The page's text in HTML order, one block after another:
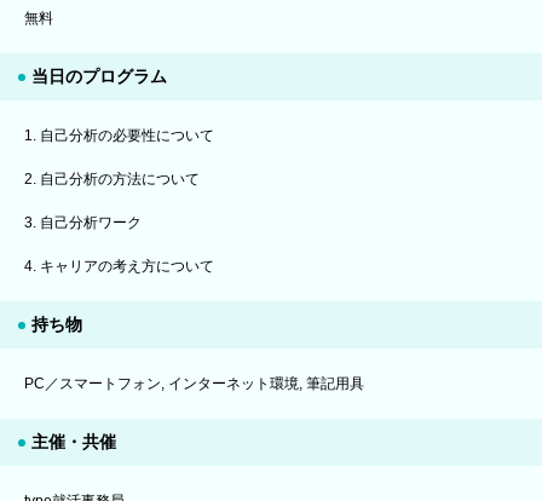
無料
当日のプログラム
1. 自己分析の必要性について
2. 自己分析の方法について
3. 自己分析ワーク
4. キャリアの考え方について
持ち物
PC／スマートフォン, インターネット環境, 筆記用具
主催・共催